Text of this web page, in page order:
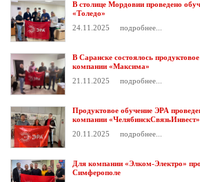
В столице Мордовии проведено
«Толедо»
24.11.2025
подробнее...
В Саранске состоялось
компании «Максима»
21.11.2025
подробнее...
Продуктовое обучение ЭРА
компании «ЧелябинскСвязьИнвест»
20.11.2025
подробнее...
Для компании «Элком-Электро»
Симферополе